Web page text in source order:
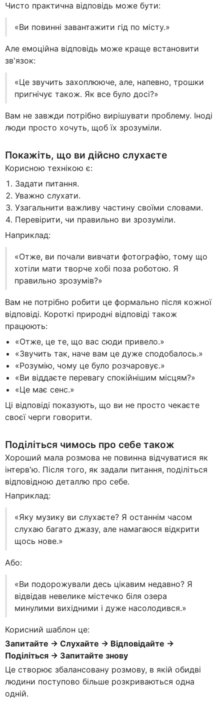
Чисто практична відповідь може бути:
«Ви повинні завантажити гід по місту.»
Але емоційна відповідь може краще встановити
зв'язок:
«Це звучить захоплююче, але, напевно, трошки
пригнічує також. Як все було досі?»
Вам не завжди потрібно вирішувати проблему. Іноді
люди просто хочуть, щоб їх зрозуміли.
Покажіть, що ви дійсно слухаєте
Корисною технікою є:
Задати питання.
Уважно слухати.
Узагальнити важливу частину своїми словами.
Перевірити, чи правильно ви зрозуміли.
Наприклад:
«Отже, ви почали вивчати фотографію, тому що
хотіли мати творче хобі поза роботою. Я
правильно зрозумів?»
Вам не потрібно робити це формально після кожної
відповіді. Короткі природні відповіді також
працюють:
«Отже, це те, що вас сюди привело.»
«Звучить так, наче вам це дуже сподобалось.»
«Розумію, чому це було розчаровує.»
«Ви віддаєте перевагу спокійнішим місцям?»
«Це має сенс.»
Ці відповіді показують, що ви не просто чекаєте
своєї черги говорити.
Поділіться чимось про себе також
Хороший мала розмова не повинна відчуватися як
інтерв'ю. Після того, як задали питання, поділіться
відповідною деталлю про себе.
Наприклад:
«Яку музику ви слухаєте? Я останнім часом
слухаю багато джазу, але намагаюся відкрити
щось нове.»
Або:
«Ви подорожували десь цікавим недавно? Я
відвідав невелике містечко біля озера
минулими вихідними і дуже насолодився.»
Корисний шаблон це:
Запитайте → Слухайте → Відповідайте →
Поділіться → Запитайте знову
Це створює збалансовану розмову, в якій обидві
людини поступово більше розкриваються одна
одній.